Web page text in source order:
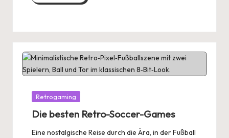
Posted
Retrogaming
Die besten Retro-Soccer-Games
Eine nostalgische Reise durch die Ära, in der Fußball